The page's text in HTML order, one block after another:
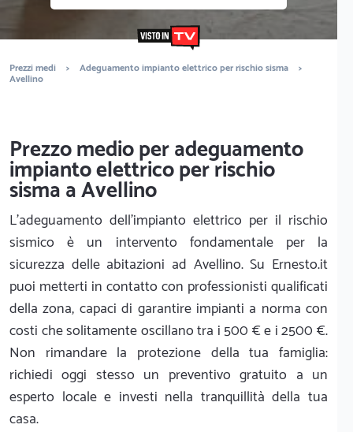
Prezzi medi > Adeguamento impianto elettrico per rischio sisma >
Avellino
Prezzo medio per adeguamento
impianto elettrico per rischio
sisma a Avellino
L'adeguamento dell'impianto elettrico per il rischio
sismico è un intervento fondamentale per la
sicurezza delle abitazioni ad Avellino. Su Ernesto.it
puoi metterti in contatto con professionisti qualificati
della zona, capaci di garantire impianti a norma con
costi che solitamente oscillano tra i 500 € e i 2500 €.
Non rimandare la protezione della tua famiglia:
richiedi oggi stesso un preventivo gratuito a un
esperto locale e investi nella tranquillità della tua
casa.